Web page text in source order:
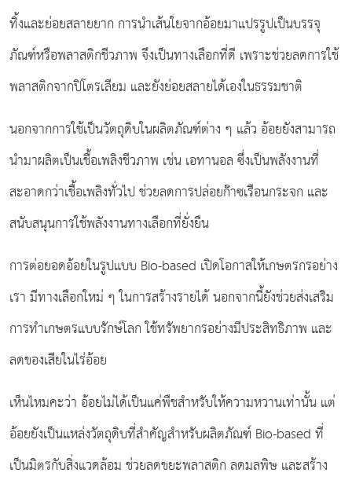
ทิ้งและย่อยสลายยาก การนำเส้นใยจากอ้อยมาแปรรูปเป็นบรรจุ
ภัณฑ์หรือพลาสติกชีวภาพ จึงเป็นทางเลือกที่ดี เพราะช่วยลดการใช้
พลาสติกจากปิโตรเลียม และยังย่อยสลายได้เองในธรรมชาติ
นอกจากการใช้เป็นวัตถุดิบในผลิตภัณฑ์ต่าง ๆ แล้ว อ้อยยังสามารถ
นำมาผลิตเป็นเชื้อเพลิงชีวภาพ เช่น เอทานอล ซึ่งเป็นพลังงานที่
สะอาดกว่าเชื้อเพลิงทั่วไป ช่วยลดการปล่อยก๊าซเรือนกระจก และ
สนับสนุนการใช้พลังงานทางเลือกที่ยั่งยืน
การต่อยอดอ้อยในรูปแบบ Bio-based เปิดโอกาสให้เกษตรกรอย่าง
เรา มีทางเลือกใหม่ ๆ ในการสร้างรายได้ นอกจากนี้ยังช่วยส่งเสริม
การทำเกษตรแบบรักษ์โลก ใช้ทรัพยากรอย่างมีประสิทธิภาพ และ
ลดของเสียในไร่อ้อย
เห็นไหมคะว่า อ้อยไม่ได้เป็นแค่พืชสำหรับให้ความหวานเท่านั้น แต่
อ้อยยังเป็นแหล่งวัตถุดิบที่สำคัญสำหรับผลิตภัณฑ์ Bio-based ที่
เป็นมิตรกับสิ่งแวดล้อม ช่วยลดขยะพลาสติก ลดมลพิษ และสร้าง